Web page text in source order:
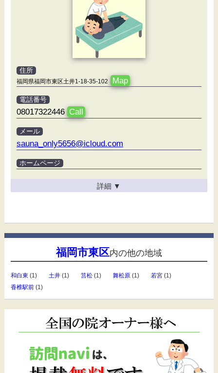
住所
福岡県福岡市東区土井1-18-35-102 Map
電話番号
08017322446 Call
メール
sauna_only5656@icloud.com
ホームページ
詳細 ▼
福岡市東区内の他の地域
和白東 (1) 土井(1) 筥松(1) 舞松原(1) 若宮(1)
香椎駅前(1)